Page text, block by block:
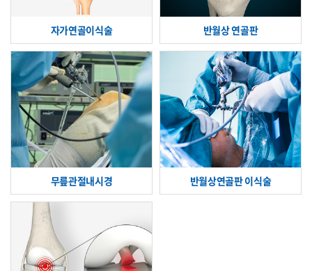
자가연골이식술 반월상 연골판
무릎관절내시경 반월상연골판 이식술